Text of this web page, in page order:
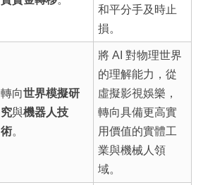
和平分手及時止
損。
轉向世界模擬研
究與機器人技
術。
將 AI 對物理世界
的理解能力，從
虛擬影視娛樂，
轉向具備更高實
用價值的實體工
業與機械人領
域。